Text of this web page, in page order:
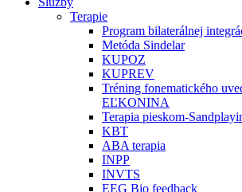
Terapie
Program bilaterálnej
Metóda Sindelar
KUPOZ
KUPREV
Tréning fonematického
EĽKONINA
Terapia pieskom-
KBT
ABA terapia
INPP
INVTS
EEG Bio feedback